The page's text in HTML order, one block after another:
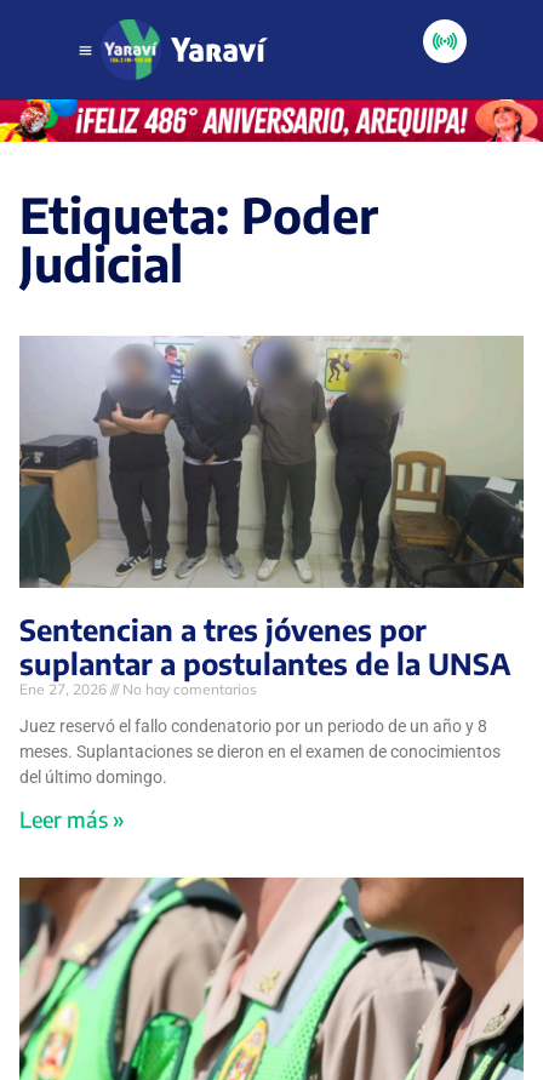
Etiqueta: Poder
Judicial
Sentencian a tres jóvenes por
suplantar a postulantes de la UNSA
Ene 27, 2026 No hay comentarios
Juez reservó el fallo condenatorio por un periodo de un año y 8
meses. Suplantaciones se dieron en el examen de conocimientos
del último domingo.
Leer más »